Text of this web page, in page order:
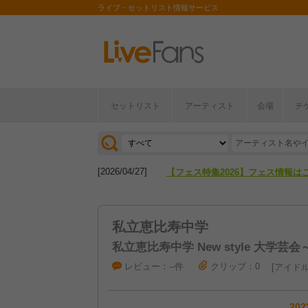
ライブ・セットリスト情報サービス
セットリスト アーティスト 会場 チ
[2026/07/28] 【ライブ動員ランキング】2026年
[2026/04/27] 【フェス特集2026】フェス情報は
私立恵比寿中学
私立恵比寿中学 New style 大学芸
レビュー：--件 クリップ：0 アイド